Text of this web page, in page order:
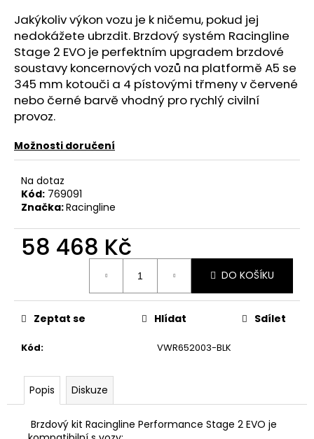
Jakýkoliv výkon vozu je k ničemu, pokud jej
nedokážete ubrzdit. Brzdový systém Racingline
Stage 2 EVO je perfektním upgradem brzdové
soustavy koncernových vozů na platformě A5 se
345 mm kotouči a 4 pístovými třmeny v červené
nebo černé barvě vhodný pro rychlý civilní
provoz.
Možnosti doručení
Na dotaz
Kód: 769091
Značka:Racingline
58 468 Kč
DO KOŠÍKU
Kód: VWR652003-BLK
Zeptat se Hlídat Sdílet
Popis Diskuze
Brzdový kit Racingline Performance Stage 2 EVO je
2.0TFSI
2.0TSI
EA113
EA888.1/2
1
849
Kč